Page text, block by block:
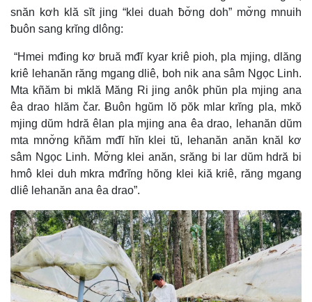
snăn kơh klă sĭt jing “klei duah ƀơ̆ng doh” mơ̆ng mnuih
ƀuôn sang krĭng dlông:
“Hmei mđing kơ bruă mđĭ kyar kriê pioh, pla mjing, dlăng
kriê lehanăn răng mgang dliê, boh nik ana sâm Ngọc Linh.
Mta kñăm bi mklă Măng Ri jing anôk phŭn pla mjing ana
êa drao hlăm čar. Ƀuôn hgŭm lŏ pŏk mlar krĭng pla, mkŏ
mjing dŭm hdră êlan pla mjing ana êa drao, lehanăn dŭm
mta mnơ̆ng kñăm mđĭ hĭn klei tŭ, lehanăn anăn knăl kơ
sâm Ngọc Linh. Mơ̆ng klei anăn, srăng bi lar dŭm hdră bi
hmô klei duh mkra mđrĭng hŏng klei kiă kriê, răng mgang
dliê lehanăn ana êa drao”.